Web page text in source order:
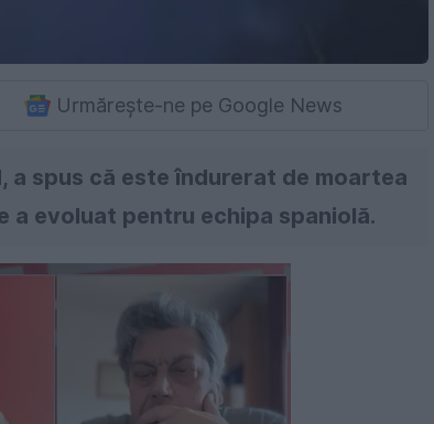
Urmărește-ne pe Google News
a spus că este îndurerat de moartea
a evoluat pentru echipa spaniolă.